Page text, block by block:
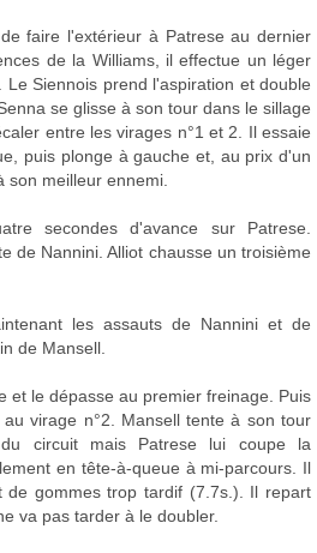
faire l'extérieur à Patrese au dernier
de la Williams, il effectue un léger
Siennois prend l'aspiration et double
se glisse à son tour dans le sillage
entre les virages n°1 et 2. Il essaie
puis plonge à gauche et, au prix d'un
son meilleur ennemi.
secondes d'avance sur Patrese.
de Nannini. Alliot chausse un troisième
les assauts de Nannini et de
de Mansell.
et le dépasse au premier freinage. Puis
virage n°2. Mansell tente à son tour
circuit mais Patrese lui coupe la
en tête-à-queue à mi-parcours. Il
de gommes trop tardif (7.7s.). Il repart
va pas tarder à le doubler.